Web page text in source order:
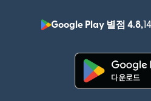
Google Play 별점 4.8,